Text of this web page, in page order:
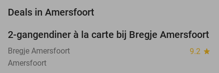
Deals in Amersfoort
12%
2-gangendiner à la carte bij Bregje Amersfoort
Bregje Amersfoort 9.2 star
Amersfoort